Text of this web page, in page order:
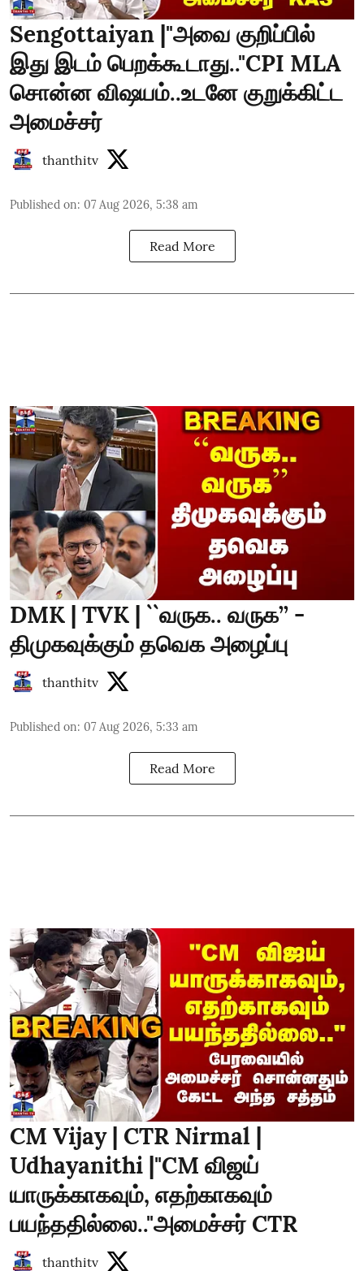
Sengottaiyan |"அவை குறிப்பில்
இது இடம் பெறக்கூடாது.."CPI MLA
சொன்ன விஷயம்..உடனே குறுக்கிட்ட
அமைச்சர்
thanthitv
Published on: 07 Aug 2026, 5:38 am
Read More
DMK | TVK | ``வருக.. வருக’’ -
திமுகவுக்கும் தவெக அழைப்பு
thanthitv
Published on: 07 Aug 2026, 5:33 am
Read More
CM Vijay | CTR Nirmal |
Udhayanithi |"CM விஜய்
யாருக்காகவும், எதற்காகவும்
பயந்ததில்லை.."அமைச்சர் CTR
thanthitv